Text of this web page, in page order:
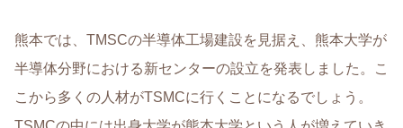
熊本では、TMSCの半導体工場建設を見据え、熊本大学が
半導体分野における新センターの設立を発表しました。こ
こから多くの人材がTSMCに行くことになるでしょう。